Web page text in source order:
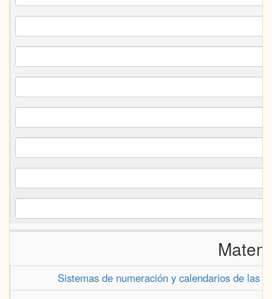
Sistemas de numeración y calendarios de las